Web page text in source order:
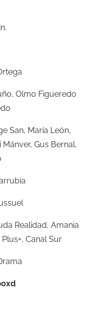
Olmo Figueredo
San, María León,
Gus Bernal,
Realidad, Amania
Canal Sur